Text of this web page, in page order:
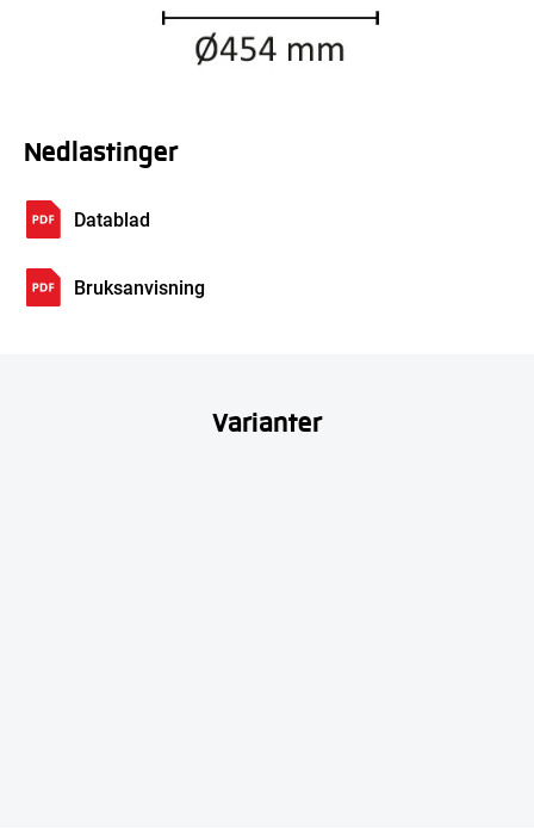
Nedlastinger
Datablad
Bruksanvisning
Varianter